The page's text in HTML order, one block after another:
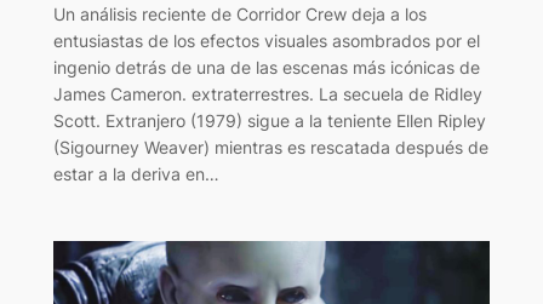
Un análisis reciente de Corridor Crew deja a los
entusiastas de los efectos visuales asombrados por el
ingenio detrás de una de las escenas más icónicas de
James Cameron. extraterrestres. La secuela de Ridley
Scott. Extranjero (1979) sigue a la teniente Ellen Ripley
(Sigourney Weaver) mientras es rescatada después de
estar a la deriva en…